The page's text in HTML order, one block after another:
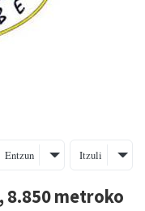
Entzun Itzuli
8.850 metroko